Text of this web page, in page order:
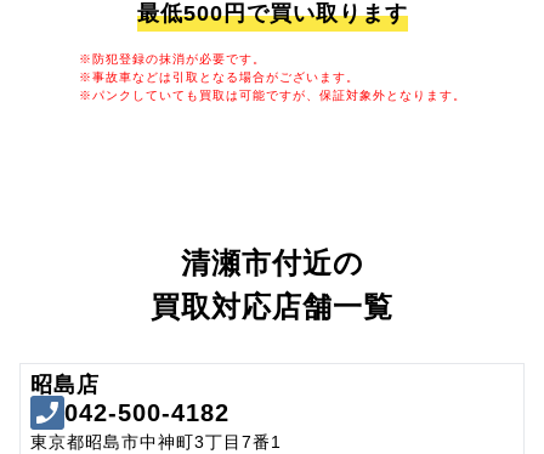
最低500円で買い取ります
※防犯登録の抹消が必要です。
※事故車などは引取となる場合がございます。
※パンクしていても買取は可能ですが、保証対象外となります。
清瀬市付近の
買取対応店舗一覧
昭島店
042-500-4182
東京都昭島市中神町3丁目7番1